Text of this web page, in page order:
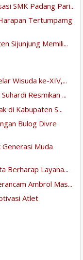
SMK Padang Pari...
Tertumpamg
Sijunjung Memili...
Wisuda ke-XIV,...
Resmikan ...
di Kabupaten S...
Bulog Divre
Muda
Berharap Layana...
Ambrol Mas...
Atlet